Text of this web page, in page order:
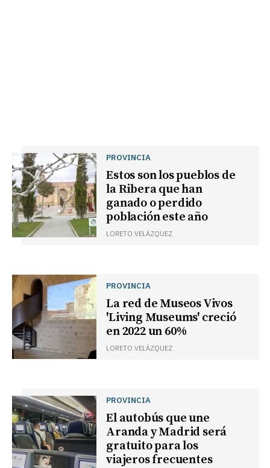
PROVINCIA
Estos son los pueblos de
la Ribera que han
ganado o perdido
población este año
LORETO VELÁZQUEZ
PROVINCIA
La red de Museos Vivos
'Living Museums' creció
en 2022 un 60%
LORETO VELÁZQUEZ
PROVINCIA
El autobús que une
Aranda y Madrid será
gratuito para los
viajeros frecuentes